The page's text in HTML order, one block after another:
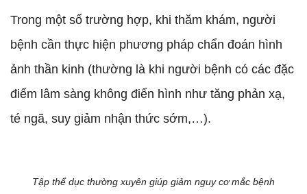
Trong một số trường hợp, khi thăm khám, người
bệnh cần thực hiện phương pháp chẩn đoán hình
ảnh thần kinh (thường là khi người bệnh có các đặc
điểm lâm sàng không điển hình như tăng phản xạ,
té ngã, suy giảm nhận thức sớm,…).
Tập thể dục thường xuyên giúp giảm nguy cơ mắc bệnh